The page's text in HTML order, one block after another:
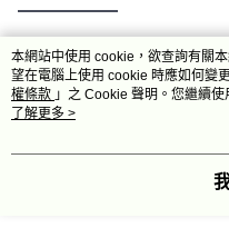
熱門標籤
本網站中使用 cookie，欲查詢有關
望在電腦上使用 cookie 時應如何變
權條款 」之 Cookie 聲明。您繼續
用條款之 Cookie 聲明使用 cookie。
了解更多 >